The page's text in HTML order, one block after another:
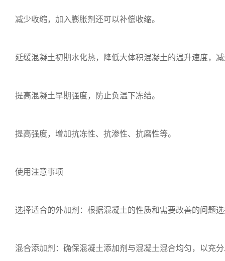
减少收缩，加入膨胀剂还可以补偿收缩。
延缓混凝土初期水化热，降低大体积混凝土的温升速度，
提高混凝土早期强度，防止负温下冻结。
提高强度，增加抗冻性、抗渗性、抗磨性等。
使用注意事项
选择适合的外加剂：根据混凝土的性质和需要改善的问题
混合添加剂：确保混凝土添加剂与混凝土混合均匀，以充